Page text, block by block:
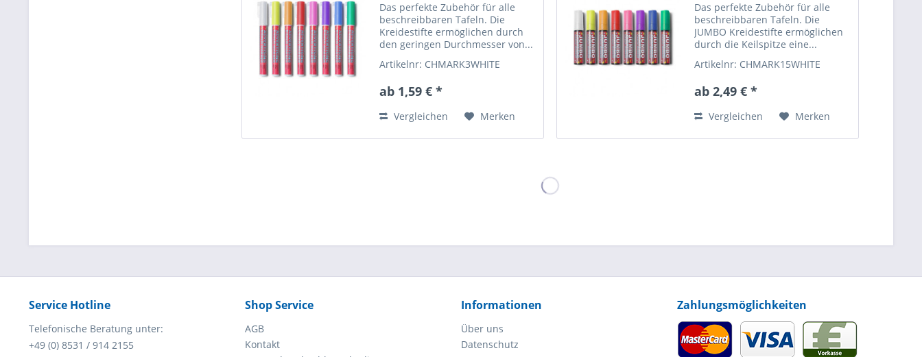
Das perfekte Zubehör für alle
beschreibbaren Tafeln. Die
Kreidestifte ermöglichen durch
den geringen Durchmesser von...
Artikelnr: CHMARK3WHITE
ab 1,59 € *
Vergleichen Merken
Das perfekte Zubehör für alle
beschreibbaren Tafeln. Die
JUMBO Kreidestifte ermöglichen
durch die Keilspitze eine...
Artikelnr: CHMARK15WHITE
ab 2,49 € *
Vergleichen Merken
Service Hotline
Telefonische Beratung unter:
+49 (0) 8531 / 914 2155
Shop Service
AGB
Kontakt
Informationen
Über uns
Datenschutz
Zahlungsmöglichkeiten